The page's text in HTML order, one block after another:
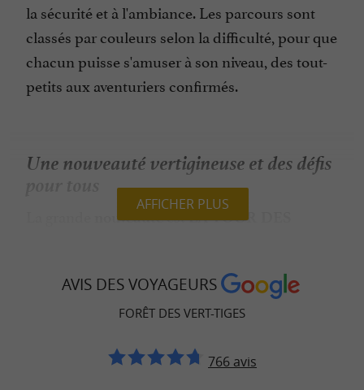
la sécurité et à l'ambiance. Les parcours sont
classés par couleurs selon la difficulté, pour que
chacun puisse s'amuser à son niveau, des tout-
petits aux aventuriers confirmés.
Une nouveauté vertigineuse et des défis
nouveautéestLA TOUR DES
région, haute de plus de 12 mètres, avec
filets
, , escalade verticale, et
pour les plus
AFFICHER PLUS
AVIS DES VOYAGEURS
FORÊT DES VERT-TIGES
766 avis